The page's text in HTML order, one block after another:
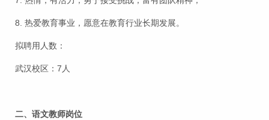
8. 热爱教育事业，愿意在教育行业长期发展。
拟聘用人数：
武汉校区：7人
二、语文教师岗位